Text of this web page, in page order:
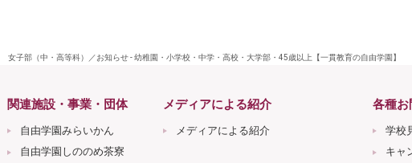
子部（中・高等科）／お知らせ - 幼稚園・小学校・中学・高校・大学部・45歳以上【一貫教育の自由学園】
関連施設・事業・団体
自由学園みらいかん
自由学園しののめ茶寮
メディアによる紹介
メディアによる紹介
各種お
学校
キャ